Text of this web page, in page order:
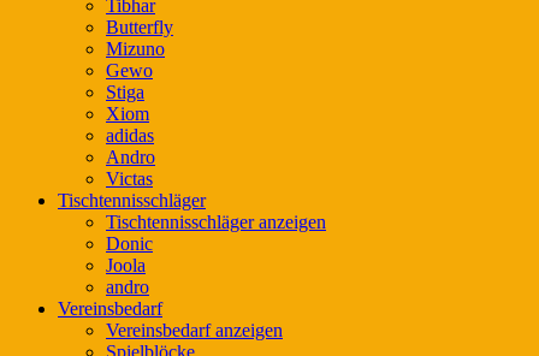
Tibhar
Butterfly
Mizuno
Gewo
Stiga
Xiom
adidas
Andro
Victas
Tischtennisschläger
Tischtennisschläger anzeigen
Donic
Joola
andro
Vereinsbedarf
Vereinsbedarf anzeigen
Spielblöcke